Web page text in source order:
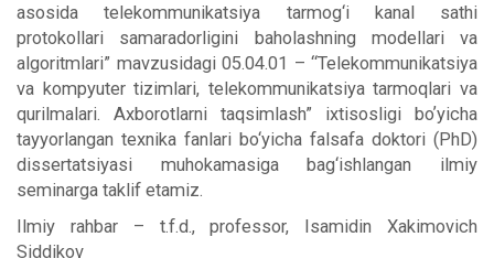
asosida telekommunikatsiya tarmog‘i kanal sathi
protokollari samaradorligini baholashning modellari va
algoritmlari” mavzusidagi 05.04.01 – “Telekommunikatsiya
va kompyuter tizimlari, telekommunikatsiya tarmoqlari va
qurilmalari. Аxborotlarni taqsimlash” ixtisosligi boʼyicha
tayyorlangan texnika fanlari bo‘yicha falsafa doktori (PhD)
dissertatsiyasi muhokamasiga bag‘ishlangan ilmiy
seminarga taklif etamiz.
Ilmiy rahbar – t.f.d., professor, Isamidin Xakimovich
Siddikov